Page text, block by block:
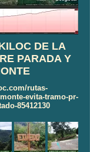
DE LA
PARADA Y
rutas-
evita-tramo-pr-
85412130